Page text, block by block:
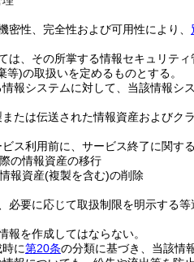
密性、完全性および可用性により、
は、その所掌する情報セキュリテ
等)の取扱いを定めるものとする。
報システムに対して、当該情報
たは伝送された情報資産およびク
ス利用前に、サービス終了に関す
の情報資産の移行
報資産(複製を含む)の削除
必要に応じて取扱制限を明示する等
報を作成してはならない。
に第20条の分類に基づき、当該情